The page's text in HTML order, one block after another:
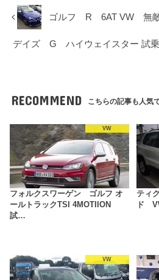
ゴルフ R 6AT VW 無
デイズ G ハイウェイスター 試
RECOMMEND こちらの記事も人気
VW
フォルクスワーゲン ゴルフ オ
ールトラックTSI 4MOTIION
試…
ティ
ド
VW